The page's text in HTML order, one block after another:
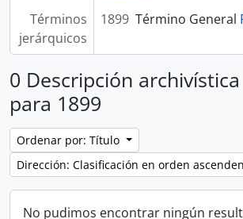
Términos
jerárquicos
1899 Término General
0 Descripción
para 1899
Ordenar por: Título
Dirección: Clasificación en orden
No pudimos encontrar ningún